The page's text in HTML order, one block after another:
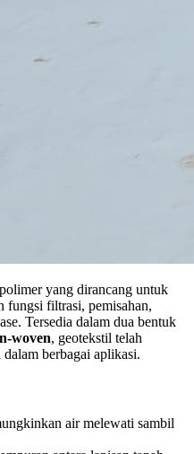
yang dirancang untuk
fungsi filtrasi, pemisahan,
Tersedia dalam dua bentuk
woven, geotekstil telah
berbagai aplikasi.
air melewati sambil